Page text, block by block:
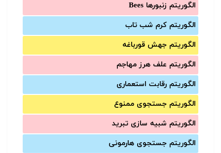
الگوریتم زنبورها Bees
الگوریتم کرم شب تاب
الگوریتم جهش قورباغه
الگوریتم علف هرز مهاجم
الگوریتم رقابت استعماری
الگوریتم جستجوی ممنوع
الگوریتم شبیه سازی تبرید
الگوریتم جستجوی هارمونی